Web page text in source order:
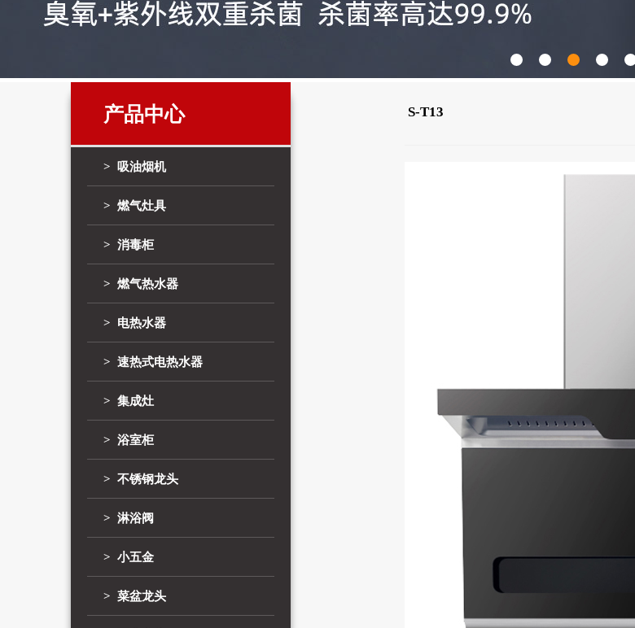
产品中心
> 吸油烟机
> 燃气灶具
> 消毒柜
> 燃气热水器
> 电热水器
> 速热式电热水器
> 集成灶
> 浴室柜
> 不锈钢龙头
> 淋浴阀
> 小五金
> 菜盆龙头
S-T13